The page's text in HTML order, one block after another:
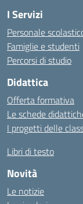
I Servizi
Personale
Famiglie e studenti
Percorsi di studio
Didattica
Offerta formativa
Le schede
I progetti delle
Libri di testo
Novità
Le notizie